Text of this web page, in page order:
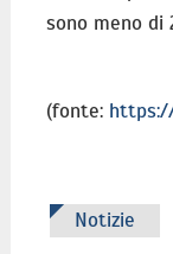
sono meno di
(fonte:
Notizie